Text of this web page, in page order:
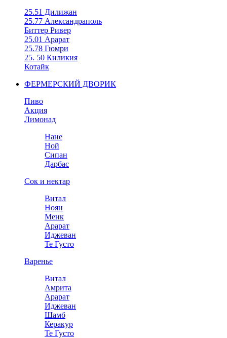
25.51 Дилижан
25.77 Александраполь
Биттер Ривер
25.01 Арарат
25.78 Гюмри
25. 50 Киликия
Котайк
ФЕРМЕРСКИЙ ДВОРИК
Пиво
Акция
Лимонад
Нане
Ной
Сипан
Дарбас
Сок и нектар
Витал
Ноян
Менк
Арарат
Иджеван
Те Густо
Варенье
Витал
Амрита
Арарат
Иджеван
Шамб
Керакур
Те Густо